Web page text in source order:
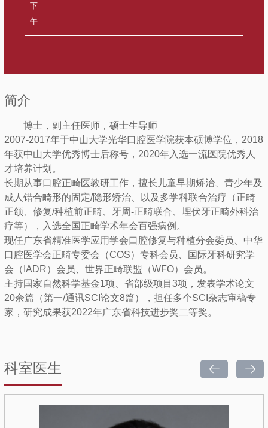
下
午
简介
博士，副主任医师，硕士生导师
2007-2017年于中山大学光华口腔医学院获本硕博学位，2018
年获中山大学优秀博士后称号，2020年入选一流医院优秀人
才培养计划。
长期从事口腔正畸医教研工作，擅长儿童早期矫治、青少年及
成人错合畸形的固定/隐形矫治、以及多学科联合治疗（正畸
正颌、修复/种植前正畸、牙周-正畸联合、埋伏牙正畸外科治
疗等），入选全国正畸学术年会百强病例。
现任广东省精准医学应用学会口腔修复与种植分会委员、中华
口腔医学会正畸专委会（COS）专科会员、国际牙科研究学
会（IADR）会员、世界正畸联盟（WFO）会员。
主持国家自然科学基金1项、省部级项目3项，发表学术论文
20余篇（第一/通讯SCI论文8篇），担任多个SCI杂志审稿专
家，研究成果获2022年广东省科技进步奖二等奖。
科室医生